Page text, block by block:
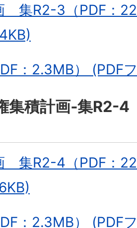
集R2-3（PDF：
：2.3MB） (PDF
集積計画‐集R2-
集R2-4（PDF：
：2.3MB） (PDF